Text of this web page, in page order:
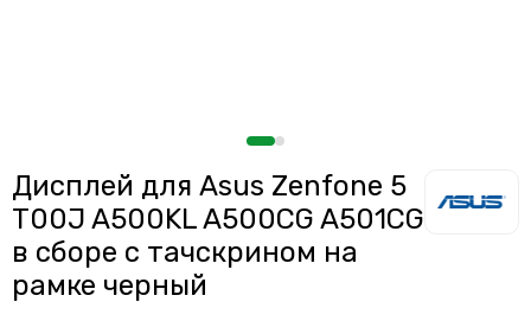
Дисплей для Asus Zenfone 5
T00J A500KL A500CG A501CG
в сборе с тачскрином на
рамке черный